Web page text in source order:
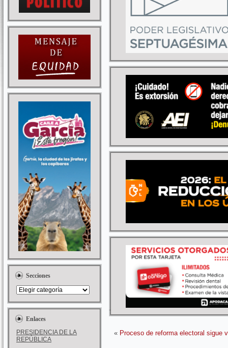
Secciones
Enlaces
PRESIDENCIA DE LA
REPÚBLICA
« Proceso de reforma electoral sigue